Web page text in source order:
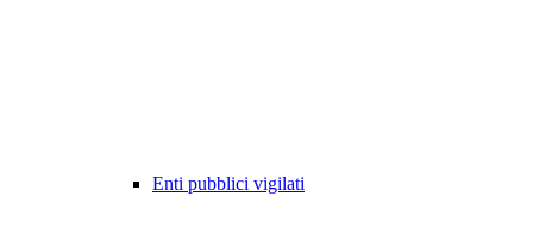
Enti pubblici vigilati